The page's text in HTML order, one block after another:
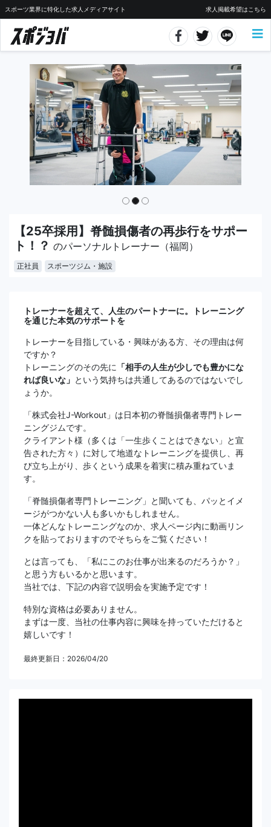
スポーツ業界に特化した求人メディアサイト 求人掲載希望はこちら
【25卒採用】脊髄損傷者の再歩行をサポー
ト！？ のパーソナルトレーナー（福岡）
正社員 スポーツジム・施設
トレーナーを超えて、人生のパートナーに。トレーニング
を通じた本気のサポートを
トレーナーを目指している・興味がある方、その理由は何
ですか？
トレーニングのその先に 「相手の人生が少しでも豊かにな
れば良いな」 という気持ちは共通してあるのではないでし
ょうか。
「株式会社J-Workout」は日本初の脊髄損傷者専門トレー
ニングジムです。
クライアント様（多くは「一生歩くことはできない」と宣
告された方々）に対して地道なトレーニングを提供し、再
び立ち上がり、歩くという成果を着実に積み重ねていま
す。
「脊髄損傷者専門トレーニング」と聞いても、パッとイメ
ージがつかない人も多いかもしれません。
一体どんなトレーニングなのか、求人ページ内に動画リン
クを貼っておりますのでそちらをご覧ください！
とは言っても、「私にこのお仕事が出来るのだろうか？」
と思う方もいるかと思います。
当社では、下記の内容で説明会を実施予定です！
特別な資格は必要ありません。
まずは一度、当社の仕事内容に興味を持っていただけると
嬉しいです！
最終更新日：2026/04/20